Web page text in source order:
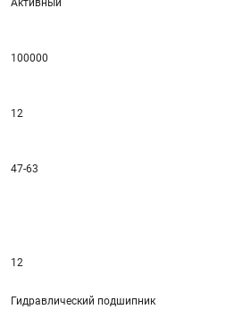
Активный
100000
12
47-63
12
Гидравлический подшипник